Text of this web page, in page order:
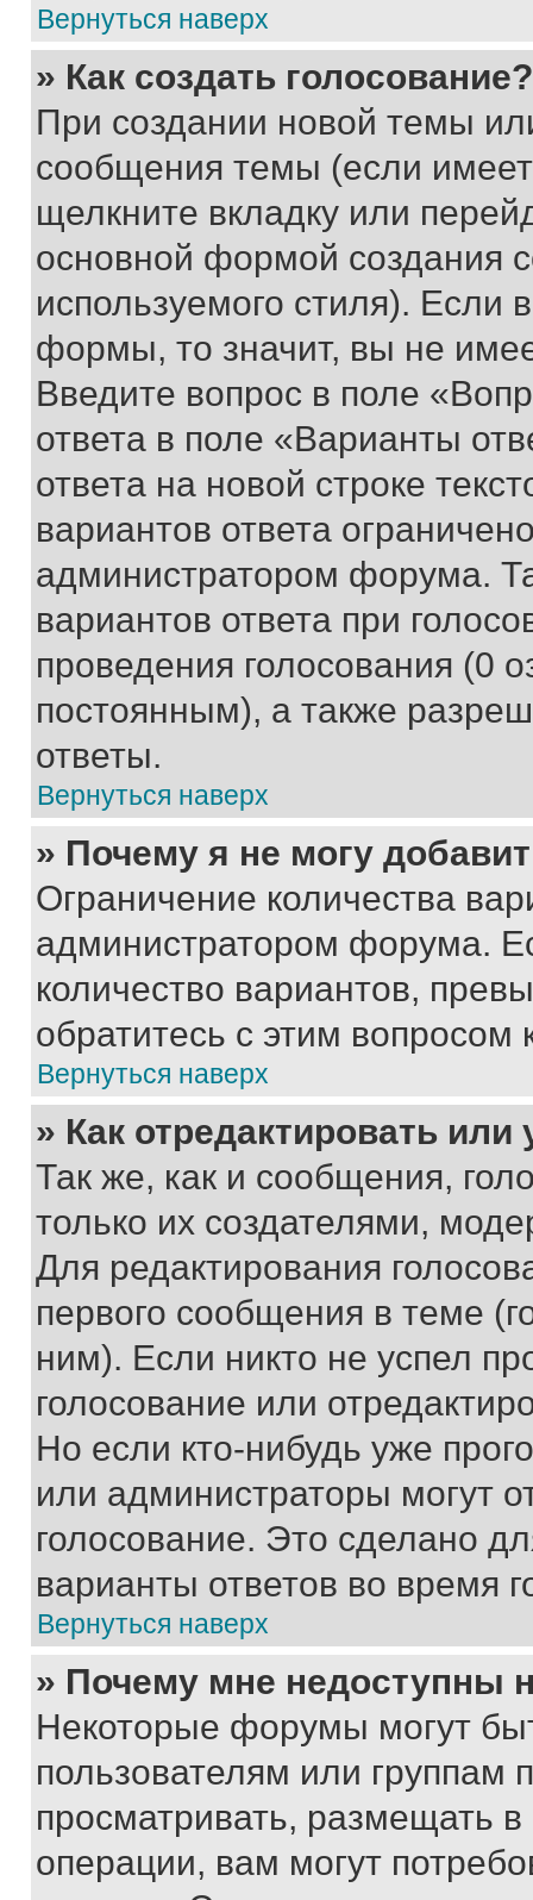
Вернуться наверх
» Как создать голосование?
При создании новой темы
сообщения темы (если
щелкните вкладку или
основной формой создания
используемого стиля). Если
формы, то значит, вы не
Введите вопрос в поле
ответа в поле «Варианты
ответа на новой строке
вариантов ответа
администратором форума.
вариантов ответа при
проведения голосования (0
постоянным), а также
ответы.
Вернуться наверх
» Почему я не могу
Ограничение количества
администратором форума.
количество вариантов,
обратитесь с этим вопросом
Вернуться наверх
» Как отредактировать
Так же, как и сообщения,
только их создателями,
Для редактирования
первого сообщения в теме
ним). Если никто не успел
голосование или
Но если кто-нибудь уже
или администраторы могут
голосование. Это сделано
варианты ответов во время
Вернуться наверх
» Почему мне недоступны
Некоторые форумы могут
пользователям или группам
просматривать, размещать
операции, вам могут